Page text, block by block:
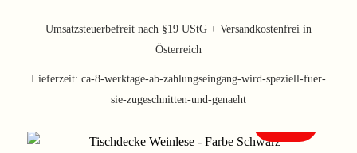
Umsatzsteuerbefreit nach §19 UStG + Versandkostenfrei in
Österreich
Lieferzeit: ca-8-werktage-ab-zahlungseingang-wird-speziell-fuer-
sie-zugeschnitten-und-genaeht